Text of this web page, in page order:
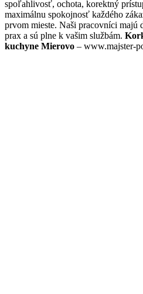
spoľahlivosť, ochota, korektný
maximálnu spokojnosť každého
prvom mieste. Naši pracovníci majú
prax a sú plne k vašim službám.
kuchyne Mierovo – www.majster-